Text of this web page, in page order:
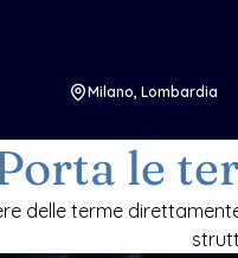
Milano, Lombardia
le
delle terme